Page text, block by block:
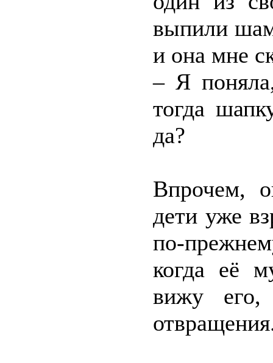
выпили
и она мне
– Я
тогда
да?
Впрочем,
дети уже
по-
когда её
вижу его,